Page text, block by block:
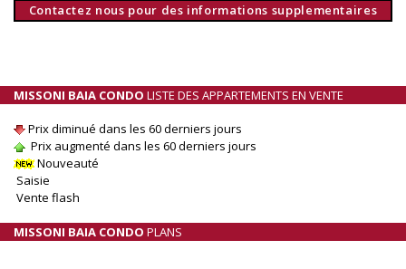
Contactez nous pour des informations supplementaires
MISSONI BAIA CONDO LISTE DES APPARTEMENTS EN VENTE
Prix diminué dans les 60 derniers jours
Prix augmenté dans les 60 derniers jours
Nouveauté
Saisie
Vente flash
MISSONI BAIA CONDO PLANS